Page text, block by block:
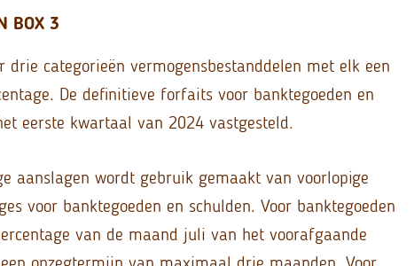
BOX 3
categorieën vermogensbestanddelen met elk een
De definitieve forfaits voor banktegoeden en
eerste kwartaal van 2024 vastgesteld.
aanslagen wordt gebruik gemaakt van voorlopige
voor banktegoeden en schulden. Voor banktegoeden
van de maand juli van het voorafgaande